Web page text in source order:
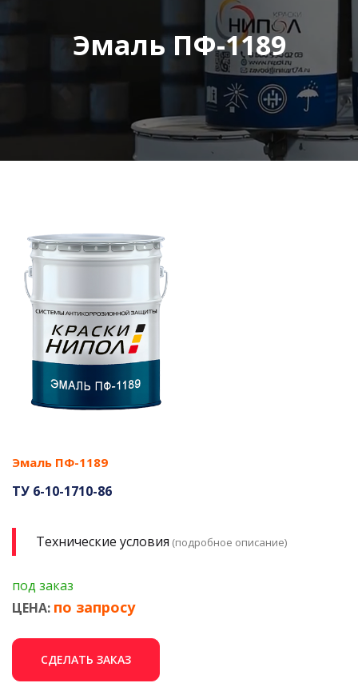
Эмаль ПФ-1189
Эмаль ПФ-1189
ТУ 6-10-1710-86
Технические условия (подробное описание)
под заказ
ЦЕНА: по запросу
СДЕЛАТЬ ЗАКАЗ